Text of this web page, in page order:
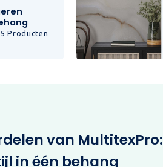
Producten
van MultitexPro:
in één behang